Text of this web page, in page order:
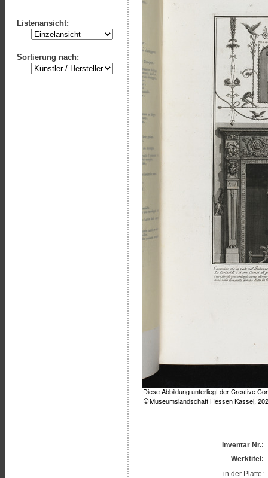
Inventar Nr.:
Werktitel:
in der Platte:
Listenansicht:
Sortierung nach: